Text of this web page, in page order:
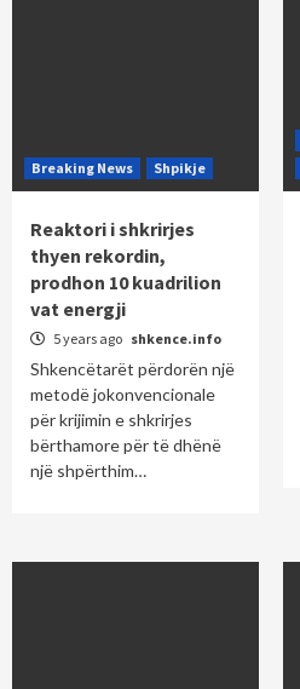
Breaking News Shpikje
Reaktori i shkrirjes
thyen rekordin,
prodhon 10 kuadrilion
vat energji
5 years ago shkence.info
Shkencëtarët përdorën një
metodë jokonvencionale
për krijimin e shkrirjes
bërthamore për të dhënë
një shpërthim…